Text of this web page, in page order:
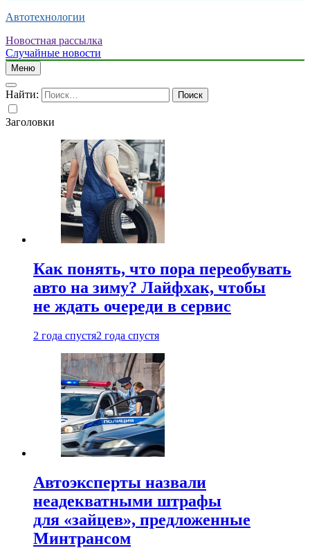
Автотехнологии
Новостная рассылка
Случайные новости
Меню
Найти:
Заголовки
Как понять, что пора переобувать
авто на зиму? Лайфхак, чтобы
не ждать очереди в сервис
2 года спустя2 года спустя
Автоэксперты назвали
неадекватными штрафы
для «зайцев», предложенные
Минтрансом